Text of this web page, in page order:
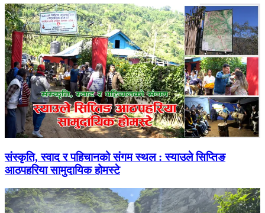
संस्कृति, स्वाद र पहिचानको संगम स्थल : स्याउले सिप्तिङ
आठपहरिया सामुदायिक होमस्टे